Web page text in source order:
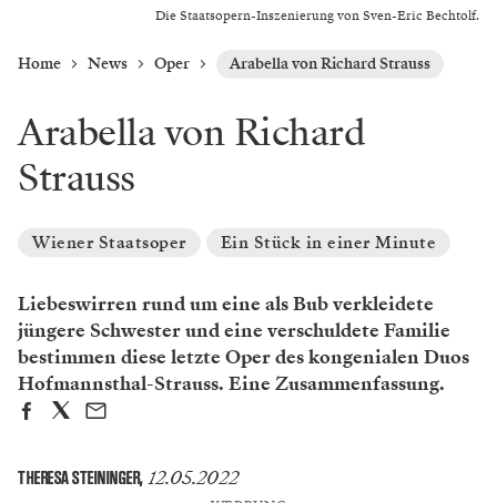
Die Staatsopern-Inszenierung von Sven-Eric Bechtolf.
Home News Oper Arabella von Richard Strauss
Arabella von Richard
Strauss
Wiener Staatsoper Ein Stück in einer Minute
Liebeswirren rund um eine als Bub verkleidete
jüngere Schwester und eine verschuldete Familie
bestimmen diese letzte Oper des kongenialen Duos
Hofmannsthal-Strauss. Eine Zusammenfassung.
THERESA STEININGER, 12.05.2022